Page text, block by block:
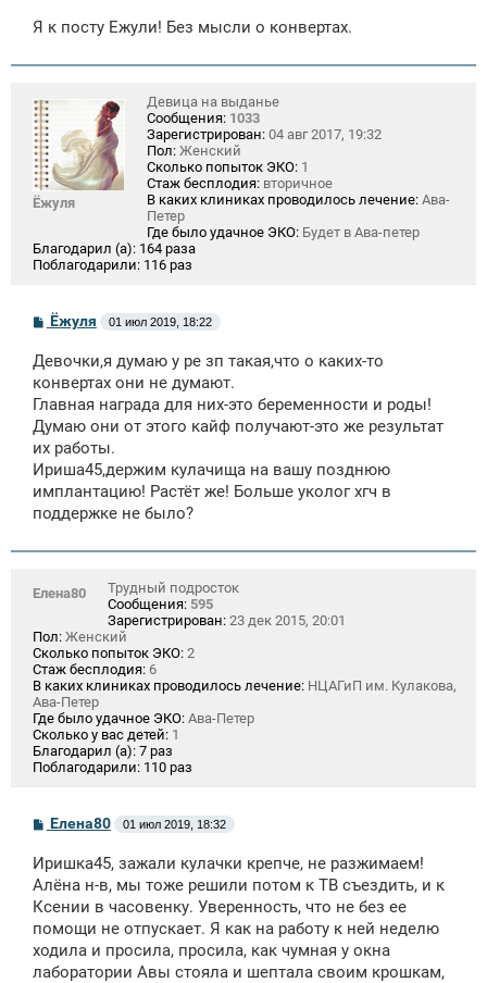
Я к посту Ежули! Без мысли о конвертах.
Ёжуля
Девица на выданье
Сообщения: 1033
Зарегистрирован: 04 авг 2017, 19:32
Пол: Женский
Сколько попыток ЭКО: 1
Стаж бесплодия: вторичное
В каких клиниках проводилось лечение: Ава-
Петер
Где было удачное ЭКО: Будет в Ава-петер
Благодарил (а): 164 раза
Поблагодарили: 116 раз
С
б
щ
н
и
Ёжуля 01 июл 2019, 18:22
Девочки,я думаю у ре зп такая,что о каких-то
конвертах они не думают.
Главная награда для них-это беременности и роды!
Думаю они от этого кайф получают-это же результат
их работы.
Ириша45,держим кулачища на вашу позднюю
имплантацию! Растёт же! Больше уколог хгч в
поддержке не было?
Елена80
Трудный подросток
Сообщения: 595
Зарегистрирован: 23 дек 2015, 20:01
Пол: Женский
Сколько попыток ЭКО: 2
Стаж бесплодия: 6
В каких клиниках проводилось лечение: НЦАГиП им. Кулакова,
Ава-Петер
Где было удачное ЭКО: Ава-Петер
Сколько у вас детей: 1
Благодарил (а): 7 раз
Поблагодарили: 110 раз
С
б
щ
н
и
Елена80 01 июл 2019, 18:32
Иришка45, зажали кулачки крепче, не разжимаем!
Алёна н-в, мы тоже решили потом к ТВ съездить, и к
Ксении в часовенку. Уверенность, что не без ее
помощи не отпускает. Я как на работу к ней неделю
ходила и просила, просила, как чумная у окна
лаборатории Авы стояла и шептала своим крошкам,